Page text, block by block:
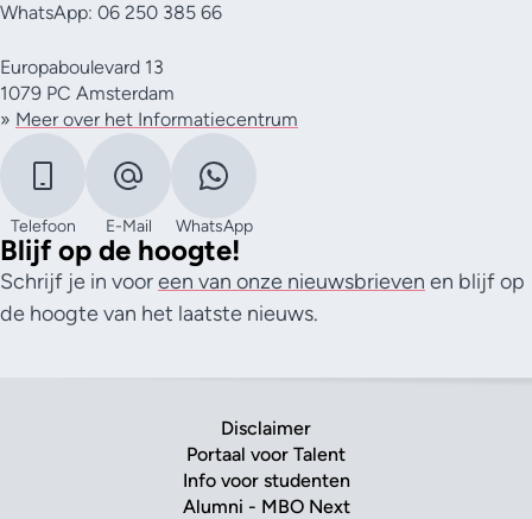
WhatsApp: 06 250 385 66
Europaboulevard 13
1079 PC Amsterdam
» Meer over het Informatiecentrum
Telefoon E-Mail WhatsApp
Blijf op de hoogte!
Schrijf je in vooreen van onze nieuwsbrieven en blijf op
de hoogte van het laatste nieuws.
Disclaimer
Portaal voor Talent
Info voor studenten
Alumni - MBO Next